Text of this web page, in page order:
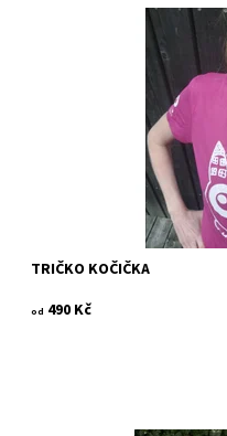
Naše ušatá kočička vás
Vyrobíme
303/SCI/P/BAV
TRIČKO KOČIČKA
od 490 Kč